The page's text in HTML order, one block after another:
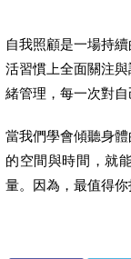
自我照顧是一場持
活習慣上全面關注
緒管理，每一次對自
當我們學會傾聽身
的空間與時間，就
量。因為，最值得你